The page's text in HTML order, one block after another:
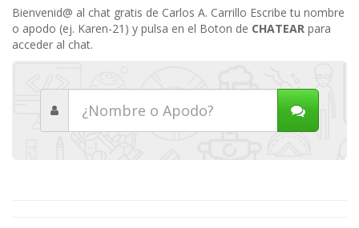
Bienvenid@ al chat gratis de Carlos A. Carrillo Escribe tu nombre
o apodo (ej. Karen-21) y pulsa en el Boton de CHATEAR para
acceder al chat.